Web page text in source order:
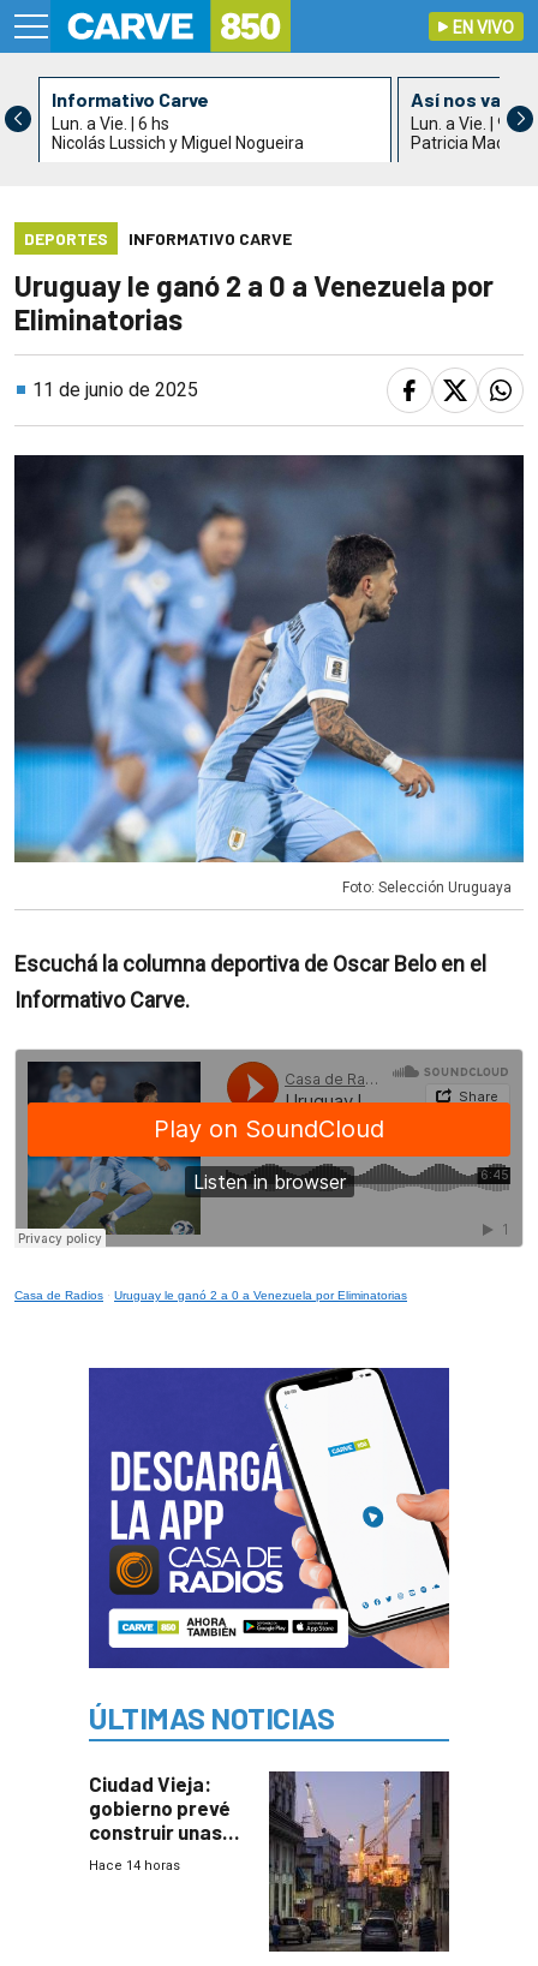
EN VIVO
Informativo Carve
Lun. a Vie. | 6 hs
Nicolás Lussich y Miguel Nogueira
Así nos va
Lun. a Vie. | 9 hs
Patricia Madrid
DEPORTES INFORMATIVO CARVE
Uruguay le ganó 2 a 0 a Venezuela por
Eliminatorias
11 de junio de 2025
Foto: Selección Uruguaya
Escuchá la columna deportiva de Oscar Belo en el
Informativo Carve.
Casa de Radios · Uruguay le ganó 2 a 0 a Venezuela por Eliminatorias
ÚLTIMAS NOTICIAS
Ciudad Vieja:
gobierno prevé
construir unas
mil viviendas en
Hace 14 horas